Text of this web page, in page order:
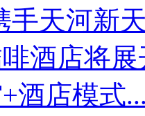
手天河新
酒店将展
酒店模式